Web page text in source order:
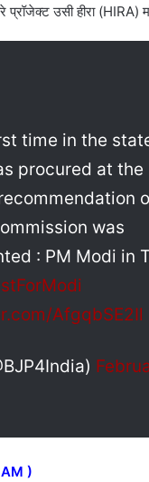
प्रॉजेक्ट उसी हीरा (HIRA)
time in the
procured at the
was
: PM Modi in
AfgqbSE2Il
)